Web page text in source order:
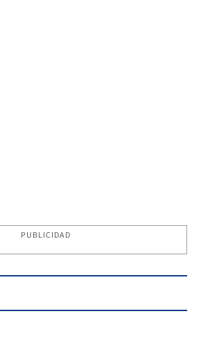
PUBLICIDAD